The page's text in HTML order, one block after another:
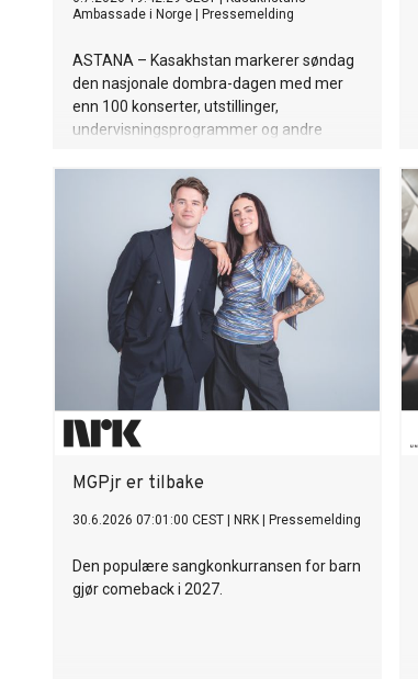
Ambassade i Norge
Pressemelding
ASTANA – Kasakhstan markerer søndag
den nasjonale dombra-dagen med mer
enn 100 konserter, utstillinger,
undervisningsprogrammer og andre
Markeringen ble innført i 2018 for å
fremme dombraen, det tradisjonelle
tostrengede strengeinstrumentet som
regnes som et av de fremste symbolene
på kasakhisk kultur.
MGPjr er tilbake
30.6.2026 07:01:00 CEST NRK Pressemelding
Den populære sangkonkurransen for barn
gjør comeback i 2027.